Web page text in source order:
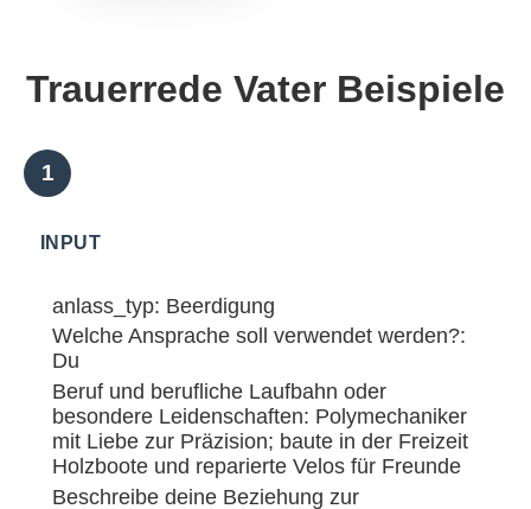
Trauerrede Vater Beispiele
INPUT
anlass_typ: Beerdigung
Welche Ansprache soll verwendet werden?:
Du
Beruf und berufliche Laufbahn oder
besondere Leidenschaften: Polymechaniker
mit Liebe zur Präzision; baute in der Freizeit
Holzboote und reparierte Velos für Freunde
Beschreibe deine Beziehung zur